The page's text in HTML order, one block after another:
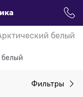
белый
белый
Фильтры